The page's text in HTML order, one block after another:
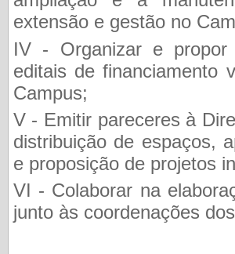
extensão e gestão no
IV - Organizar e propor
editais de financiamento
Campus;
V - Emitir pareceres à
distribuição de espaços,
e proposição de projetos
VI - Colaborar na
junto às coordenações